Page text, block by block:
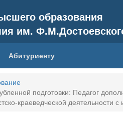
образования
им.
Абитуриенту
подготовки: Педагог
краеведческой деятельности